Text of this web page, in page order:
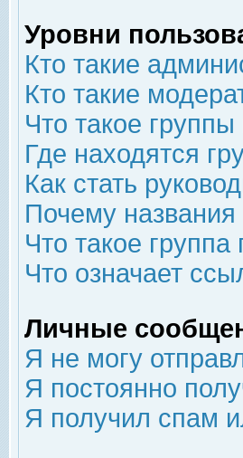
Уровни
Кто такие
Кто такие
Что такое
Где находятся
Как стать
Почему
Что такое
Что означает
Личные
Я не могу
Я постоянно
Я получил спам